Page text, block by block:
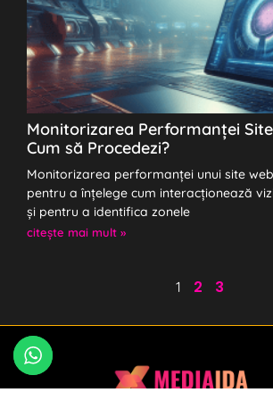
Monitorizarea Performanței
Cum să Procedezi?
Monitorizarea performanței unui site
pentru a înțelege cum interacționează
și pentru a identifica zonele
citeşte mai mult »
1 2 3